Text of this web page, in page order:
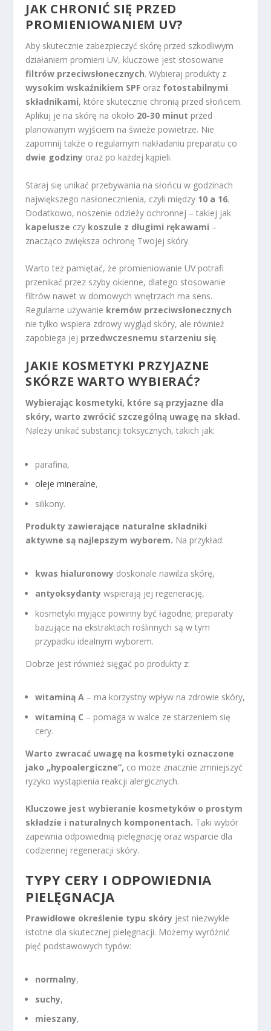
JAK CHRONIĆ SIĘ PRZED
PROMIENIOWANIEM UV?
Aby skutecznie zabezpieczyć skórę przed szkodliwym
działaniem promieni UV, kluczowe jest stosowanie
filtrów przeciwsłonecznych. Wybieraj produkty z
wysokim wskaźnikiem SPF oraz fotostabilnymi
składnikami, które skutecznie chronią przed słońcem.
Aplikuj je na skórę na około 20-30 minut przed
planowanym wyjściem na świeże powietrze. Nie
zapomnij także o regularnym nakładaniu preparatu co
dwie godziny oraz po każdej kąpieli.
Staraj się unikać przebywania na słońcu w godzinach
największego nasłonecznienia, czyli między 10 a 16.
Dodatkowo, noszenie odzieży ochronnej – takiej jak
kapelusze czy koszule z długimi rękawami –
znacząco zwiększa ochronę Twojej skóry.
Warto też pamiętać, że promieniowanie UV potrafi
przenikać przez szyby okienne, dlatego stosowanie
filtrów nawet w domowych wnętrzach ma sens.
Regularne używanie kremów przeciwsłonecznych
nie tylko wspiera zdrowy wygląd skóry, ale również
zapobiega jej przedwczesnemu starzeniu się.
JAKIE KOSMETYKI PRZYJAZNE
SKÓRZE WARTO WYBIERAĆ?
Wybierając kosmetyki, które są przyjazne dla
skóry, warto zwrócić szczególną uwagę na skład.
Należy unikać substancji toksycznych, takich jak:
parafina,
oleje mineralne,
silikony.
Produkty zawierające naturalne składniki
aktywne są najlepszym wyborem. Na przykład:
kwas hialuronowy doskonale nawilża skórę,
antyoksydanty wspierają jej regenerację,
kosmetyki myjące powinny być łagodne; preparaty
bazujące na ekstraktach roślinnych są w tym
przypadku idealnym wyborem.
Dobrze jest również sięgać po produkty z:
witaminą A – ma korzystny wpływ na zdrowie skóry,
witaminą C – pomaga w walce ze starzeniem się
cery.
Warto zwracać uwagę na kosmetyki oznaczone
jako „hypoalergiczne”, co może znacznie zmniejszyć
ryzyko wystąpienia reakcji alergicznych.
Kluczowe jest wybieranie kosmetyków o prostym
składzie i naturalnych komponentach. Taki wybór
zapewnia odpowiednią pielęgnację oraz wsparcie dla
codziennej regeneracji skóry.
TYPY CERY I ODPOWIEDNIA
PIELĘGNACJA
Prawidłowe określenie typu skóry jest niezwykle
istotne dla skutecznej pielęgnacji. Możemy wyróżnić
pięć podstawowych typów:
normalny,
suchy,
mieszany,